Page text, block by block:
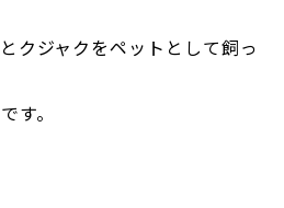
クジャクをペットとして飼っ
す。